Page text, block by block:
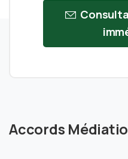
Accords